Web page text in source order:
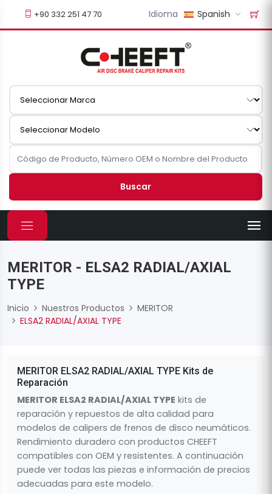
+90 332 251 47 70 Idioma Spanish
Buscar
MERITOR - ELSA2 RADIAL/AXIAL
TYPE
Inicio Nuestros Productos
MERITOR
ELSA2 RADIAL/AXIAL TYPE
MERITOR ELSA2 RADIAL/AXIAL TYPE Kits de
Reparación
MERITOR ELSA2 RADIAL/AXIAL TYPE kits de
reparación y repuestos de alta calidad para
modelos de calipers de frenos de disco neumáticos.
Rendimiento duradero con productos CHEEFT
compatibles con OEM y resistentes. A continuación
puede ver todas las piezas e información de precios
adecuadas para este modelo.